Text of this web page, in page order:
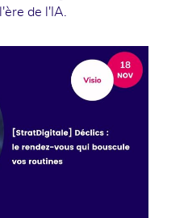
de l'IA.